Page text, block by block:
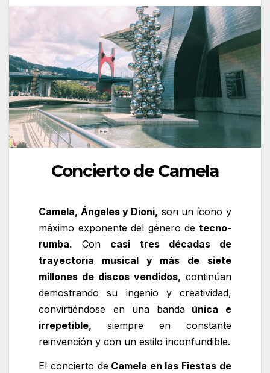
Concierto de Camela
Camela, Ángeles y Dioni, son un ícono y
máximo exponente del género de tecno-
rumba. Con casi tres décadas de
trayectoria musical y más de siete
millones de discos vendidos, continúan
demostrando su ingenio y creatividad,
convirtiéndose en una banda única e
irrepetible, siempre en constante
reinvención y con un estilo inconfundible.
El concierto deCamela en las Fiestas de